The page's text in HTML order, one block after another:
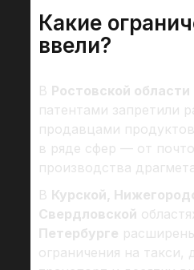
Какие
ввели?
В Ростовской области
патентами запретили
продавцами
в ряде сфер — от
производства
В Курской,
Свердловской
Петербурге
ограничения на такси,